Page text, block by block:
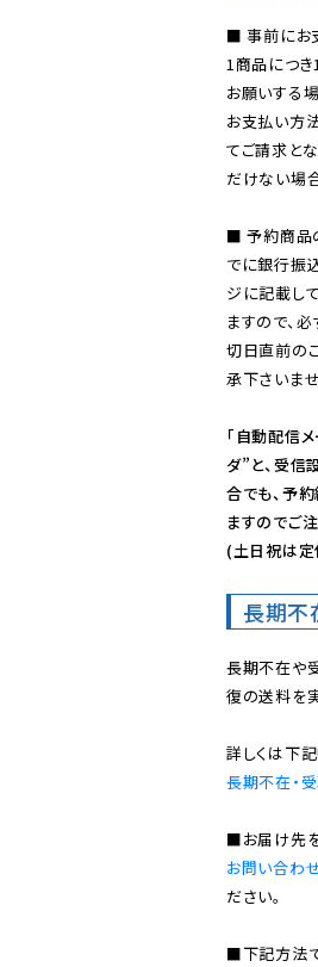
■ 事前にお
1商品につ
お願いする
お支払い方
てご請求と
だけない場
■ 予約商品
でに銀行振
ジに記載し
ますので、
切日直前の
承下さいませ
「自動配信
ダ”と、受信
合でも、予
ますのでご
(土日祝は定
長期不
長期不在や
復の送料を
長期不在・
お問い合わ
ださい。
■下記方法